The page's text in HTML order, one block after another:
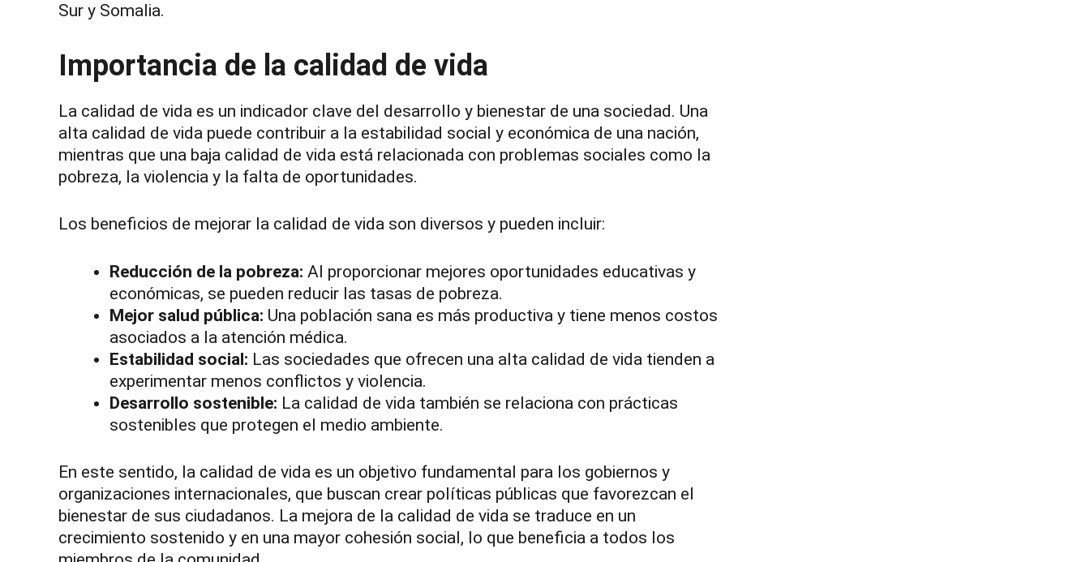
Sur y Somalia.
Importancia de la calidad de vida
La calidad de vida es un indicador clave del desarrollo y bienestar de una sociedad. Una
alta calidad de vida puede contribuir a la estabilidad social y económica de una nación,
mientras que una baja calidad de vida está relacionada con problemas sociales como la
pobreza, la violencia y la falta de oportunidades.
Los beneficios de mejorar la calidad de vida son diversos y pueden incluir:
Reducción de la pobreza: Al proporcionar mejores oportunidades educativas y
económicas, se pueden reducir las tasas de pobreza.
Mejor salud pública: Una población sana es más productiva y tiene menos costos
asociados a la atención médica.
Estabilidad social: Las sociedades que ofrecen una alta calidad de vida tienden a
experimentar menos conflictos y violencia.
Desarrollo sostenible: La calidad de vida también se relaciona con prácticas
sostenibles que protegen el medio ambiente.
En este sentido, la calidad de vida es un objetivo fundamental para los gobiernos y
organizaciones internacionales, que buscan crear políticas públicas que favorezcan el
bienestar de sus ciudadanos. La mejora de la calidad de vida se traduce en un
crecimiento sostenido y en una mayor cohesión social, lo que beneficia a todos los